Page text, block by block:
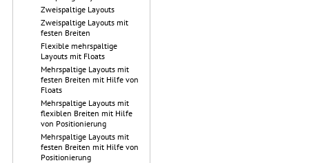
Zweispaltige Layouts
Zweispaltige Layouts mit
festen Breiten
Flexible mehrspaltige
Layouts mit Floats
Mehrspaltige Layouts mit
festen Breiten mit Hilfe von
Floats
Mehrspaltige Layouts mit
flexiblen Breiten mit Hilfe
von Positionierung
Mehrspaltige Layouts mit
festen Breiten mit Hilfe von
Positionierung